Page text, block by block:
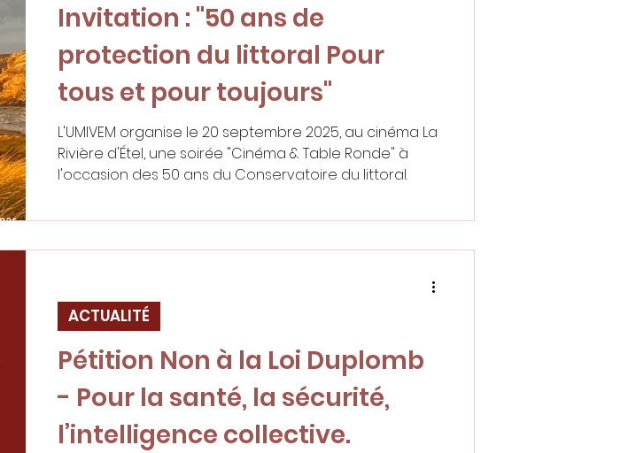
Invitation : "50 ans de
protection du littoral Pour
tous et pour toujours"
L'UMIVEM organise le 20 septembre 2025, au cinéma La
Rivière d'Étel, une soirée "Cinéma & Table Ronde" à
l'occasion des 50 ans du Conservatoire du littoral.
Pétition Non à la Loi Duplomb
- Pour la santé, la sécurité,
l’intelligence collective.
ACTUALITÉ